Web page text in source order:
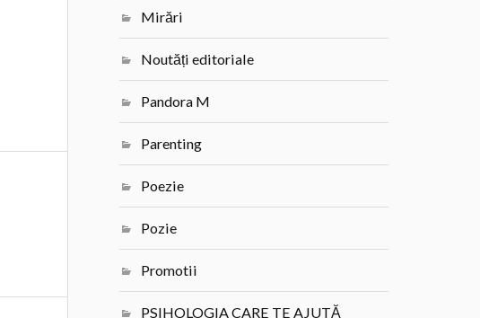
Mirări
Noutăți editoriale
Pandora M
Parenting
Poezie
Pozie
Promotii
PSIHOLOGIA CARE TE AJUTĂ